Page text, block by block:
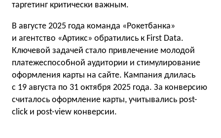
таргетинг критически важным.
В августе 2025 года команда «Рокетбанка»
и агентство «Артикс» обратились к First Data.
Ключевой задачей стало привлечение молодой
платежеспособной аудитории и стимулирование
оформления карты на сайте. Кампания длилась
с 19 августа по 31 октября 2025 года. За конверсию
считалось оформление карты, учитывались post-
click и post-view конверсии.